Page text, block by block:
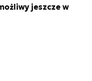
jeszcze w